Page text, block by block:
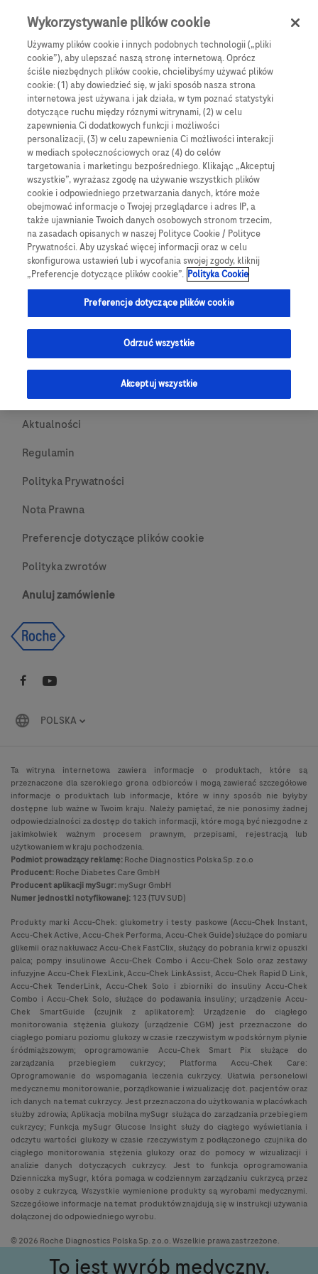
Skip to main content Menu
Products Articles
We are sorry, but no results were found for:
Globalne Strony Internetowe
Global Roche
Platforma Accu-Chek Care
Global Roche Diabetologia
Wszystkie lokalizacje
Skontaktuj się z nami
O nas
Aktualności
Regulamin
Polityka Prywatności
Nota Prawna
Preferencje dotyczące plików cookie
Polityka zwrotów
Anuluj zamówienie
POLSKA
Ta witryna internetowa zawiera informacje o produktach, które są
przeznaczone dla szerokiego grona odbiorców i mogą zawierać szczegółowe
informacje o produktach lub informacje, które w inny sposób nie byłyby
dostępne lub ważne w Twoim kraju. Należy pamiętać, że nie ponosimy żadnej
odpowiedzialności za dostęp do takich informacji, które mogą być niezgodne z
jakimkolwiek ważnym procesem prawnym, przepisami, rejestracją lub
użytkowaniem w kraju pochodzenia.
Podmiot prowadzący reklamę:Roche Diagnostics Polska Sp. z o.o
Producent:Roche Diabetes Care GmbH
Producent aplikacji mySugr:mySugr GmbH
Numer jednostki notyfikowanej:123 (TUV SUD)
Produkty marki Accu-Chek: glukometry i testy paskowe (Accu-Chek Instant,
Accu-Chek Active, Accu-Chek Performa, Accu-Chek Guide) służące do pomiaru
glikemii oraz nakłuwacz Accu-Chek FastClix, służący do pobrania krwi z opuszki
palca; pompy insulinowe Accu-Chek Combo i Accu-Chek Solo oraz zestawy
infuzyjne Accu-Chek FlexLink, Accu-Chek LinkAssist, Accu-Chek Rapid D Link,
Accu-Chek TenderLink, Accu-Chek Solo i zbiorniki do insuliny Accu-Chek
Combo i Accu-Chek Solo, służące do podawania insuliny; urządzenie Accu-
Chek SmartGuide (czujnik z aplikatorem): Urządzenie do ciągłego
monitorowania stężenia glukozy (urządzenie CGM) jest przeznaczone do
ciągłego pomiaru poziomu glukozy w czasie rzeczywistym w podskórnym płynie
śródmiąższowym; oprogramowanie Accu-Chek Smart Pix służące do
zarządzania przebiegiem cukrzycy; Platforma Accu-Chek Care:
Oprogramowanie do wspomagania leczenia cukrzycy. Ułatwia personelowi
medycznemu monitorowanie, porządkowanie i wizualizację dot. pacjentów oraz
ich danych na temat cukrzycy. Jest przeznaczona do użytkowania w placówkach
służby zdrowia; Aplikacja mobilna mySugr służąca do zarządzania przebiegiem
cukrzycy; Funkcja mySugr Glucose Insight służy do ciągłego wyświetlania i
odczytu wartości glukozy w czasie rzeczywistym z podłączonego czujnika do
ciągłego monitorowania stężenia glukozy oraz do pomocy w wizualizacji i
analizie danych dotyczących cukrzycy. Jest to funkcja oprogramowania
Dzienniczka mySugr, która pomaga w codziennym zarządzaniu cukrzycą przez
osoby z cukrzycą. Wszystkie wymienione produkty są wyrobami medycznymi.
Szczegółowe informacje na temat produktów znajdują się w instrukcji używania
dołączonej do odpowiedniego wyrobu.
© 2026 Roche Diagnostics Polska Sp. z o.o. Wszelkie prawa zastrzeżone.
To jest wyrób medyczny.
Wykorzystywanie plików cookie
Używamy plików cookie i innych podobnych technologii („pliki
cookie”), aby ulepszać naszą stronę internetową. Oprócz
ściśle niezbędnych plików cookie, chcielibyśmy używać plików
cookie: (1) aby dowiedzieć się, w jaki sposób nasza strona
internetowa jest używana i jak działa, w tym poznać statystyki
dotyczące ruchu między róznymi witrynami, (2) w celu
zapewnienia Ci dodatkowych funkcji i możliwości
personalizacji, (3) w celu zapewnienia Ci możliwości interakcji
w mediach społecznościowych oraz (4) do celów
targetowania i marketingu bezpośredniego. Klikając „Akceptuj
wszystkie”, wyrażasz zgodę na używanie wszystkich plików
cookie i odpowiedniego przetwarzania danych, które może
obejmować informacje o Twojej przeglądarce i adres IP, a
także ujawnianie Twoich danych osobowych stronom trzecim,
na zasadach opisanych w naszej Polityce Cookie / Polityce
Prywatności. Aby uzyskać więcej informacji oraz w celu
skonfigurowa ustawień lub i wycofania swojej zgody, kliknij
„Preferencje dotyczące plików cookie”. Polityka Cookie
Preferencje dotyczące plików cookie
Odrzuć wszystkie
Akceptuj wszystkie